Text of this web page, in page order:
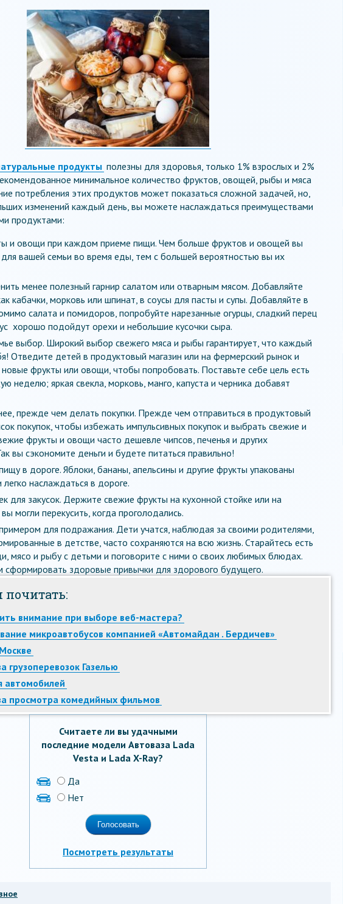
продукты полезны для здоровья, только 1% взрослых и 2%
минимальное количество фруктов, овощей, рыбы и мяса
потребления этих продуктов может показаться сложной задачей, но,
изменений каждый день, вы можете наслаждаться преимуществами
продуктами:
и овощи при каждом приеме пищи. Чем больше фруктов и овощей вы
вашей семьи во время еды, тем с большей вероятностью вы их
менее полезный гарнир салатом или отварным мясом. Добавляйте
кабачки, морковь или шпинат, в соусы для пасты и супы. Добавляйте в
салата и помидоров, попробуйте нарезанные огурцы, сладкий перец
хорошо подойдут орехи и небольшие кусочки сыра.
выбор. Широкий выбор свежего мяса и рыбы гарантирует, что каждый
Отведите детей в продуктовый магазин или на фермерский рынок и
фрукты или овощи, чтобы попробовать. Поставьте себе цель есть
неделю; яркая свекла, морковь, манго, капуста и черника добавят
прежде чем делать покупки. Прежде чем отправиться в продуктовый
покупок, чтобы избежать импульсивных покупок и выбрать свежие и
фрукты и овощи часто дешевле чипсов, печенья и других
вы сэкономите деньги и будете питаться правильно!
в дороге. Яблоки, бананы, апельсины и другие фрукты упакованы
наслаждаться в дороге.
для закусок. Держите свежие фрукты на кухонной стойке или на
могли перекусить, когда проголодались.
для подражания. Дети учатся, наблюдая за своими родителями,
в детстве, часто сохраняются на всю жизнь. Старайтесь есть
мясо и рыбу с детьми и поговорите с ними о своих любимых блюдах.
сформировать здоровые привычки для здорового будущего.
внимание при выборе веб-мастера?
микроавтобусов компанией «Автомайдан . Бердичев»
грузоперевозок Газелью
автомобилей
просмотра комедийных фильмов
Считаете ли вы удачными
последние модели Автоваза Lada
Vesta и Lada X-Ray?
Да
Нет
Посмотреть результаты